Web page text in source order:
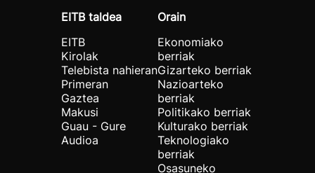
EITB taldea
EITB
Kirolak
Telebista nahieran
Primeran
Gaztea
Makusi
Guau - Gure
Audioa
Orain
Ekonomiako
berriak
Gizarteko berriak
Nazioarteko
berriak
Politikako berriak
Kulturako berriak
Teknologiako
berriak
Osasuneko